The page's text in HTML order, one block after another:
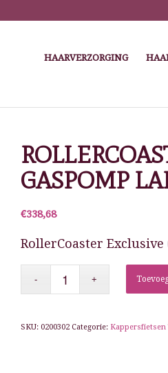
HAARVERZORGING
GASPOMP
€338,68
RollerCoaster Exclusive
SKU: 0200302 Categorie: Kappersfietsen